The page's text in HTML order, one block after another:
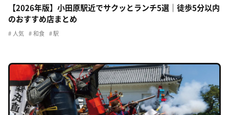
【2026年版】小田原駅近でサクッとランチ5選｜徒歩5分以内
のおすすめ店まとめ
人気 和食 駅